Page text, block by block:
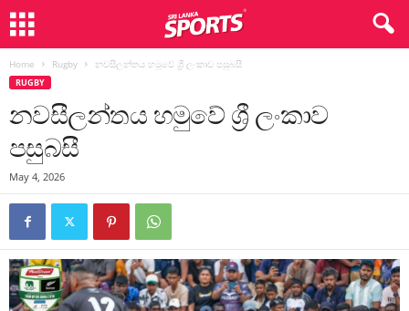
Home Rugby නවසීලන්තය හමුවේ ශ්‍රී ලංකාව පසුබසී
RUGBY
නවසීලන්තය හමුවේ ශ්‍රී ලංකාව
පසුබසී
May 4, 2026